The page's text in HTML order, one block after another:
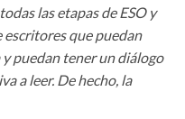
las etapas de ESO y
escritores que puedan
puedan tener un diálogo
a leer. De hecho, la